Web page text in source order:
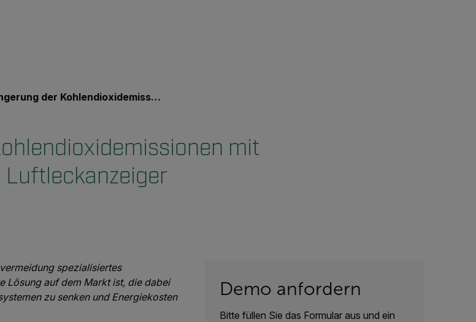
der Kohlendioxidemissionen mit einem akustischen Luftleckanzeiger
mit
spezialisiertes
Lösung auf dem Markt ist, die dabei
zu senken und Energiekosten
Demo anfordern
Bitte füllen Sie das Formular aus und ein